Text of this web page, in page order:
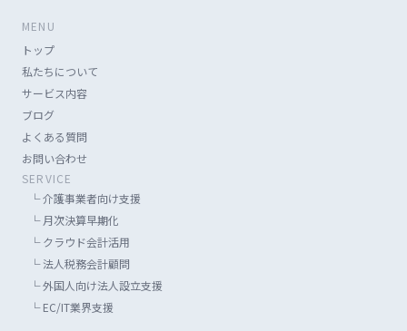
MENU
トップ
私たちについて
サービス内容
ブログ
よくある質問
お問い合わせ
SERVICE
└介護事業者向け支援
└月次決算早期化
└クラウド会計活用
└法人税務会計顧問
└外国人向け法人設立支援
└EC/IT業界支援